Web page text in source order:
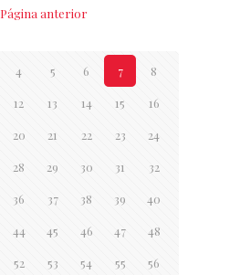
Página anterior
4 5 6 7 8
12 13 14 15 16
20 21 22 23 24
28 29 30 31 32
36 37 38 39 40
44 45 46 47 48
52 53 54 55 56